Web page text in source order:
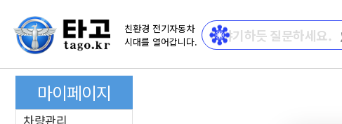
친환경 전기자동차
시대를 열어갑니다.
마이페이지
차량관리